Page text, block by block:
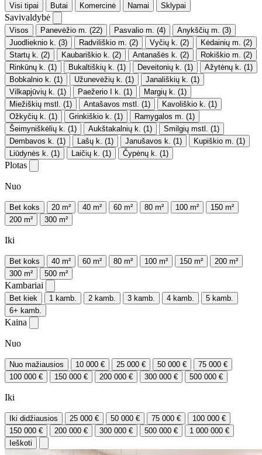
Visi tipai Butai Komercinė Namai Sklypai
Savivaldybė
Visos Panevėžio m. (22) Pasvalio m. (4) Anykščių m. (3)
Juodlieknio k. (3) Radviliškio m. (2) Vyčių k. (2) Kėdainių m. (2)
Startų k. (2) Kaubariškio k. (2) Antanašės k. (2) Rokiškio m. (2)
Rinkūnų k. (1) Bukaltiškių k. (1) Deveitonių k. (1) Ažytėnų k. (1)
Bobkalnio k. (1) Užunevėžių k. (1) Janališkių k. (1)
Vilkapjūvių k. (1) Paežerio I k. (1) Margių k. (1)
Miežiškių mstl. (1) Antašavos mstl. (1) Kavoliškio k. (1)
Ožkyčių k. (1) Grinkiškio k. (1) Ramygalos m. (1)
Šeimyniškėlių k. (1) Aukštakalnių k. (1) Smilgių mstl. (1)
Dembavos k. (1) Lašų k. (1) Janušavos k. (1) Kupiškio m. (1)
Liūdynės k. (1) Laičių k. (1) Čypėnų k. (1)
Plotas
Nuo
Bet koks 20 m² 40 m² 60 m² 80 m² 100 m²
150 m²
200 m²
300 m²
Iki
Bet koks 40 m² 60 m² 80 m² 100 m² 150 m²
200 m²
300 m²
500 m²
Kambariai
Bet kiek 1 kamb. 2 kamb. 3 kamb. 4 kamb.
5 kamb.
6+ kamb.
Kaina
Nuo
Nuo mažiausios 10 000 € 25 000 € 50 000 €
75 000 €
100 000 €
150 000 € 200 000 € 300 000 € 500 000 €
Iki
Iki didžiausios 25 000 € 50 000 € 75 000 €
100 000 €
150 000 €
200 000 € 300 000 € 500 000 €
1 000 000 €
Ieškoti